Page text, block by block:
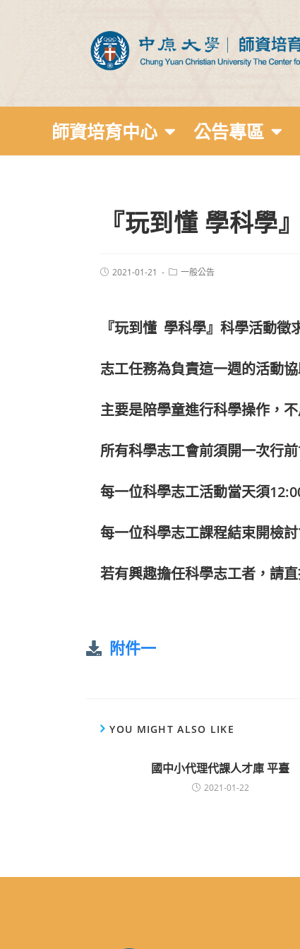
師資培育中心 公告專區
『玩到懂 學科學
2021-01-21 一般公告
『玩到懂 學科學』科學活動徵
志工任務為負責這一週的活動
主要是陪學童進行科學操作，
所有科學志工會前須開一次行
每一位科學志工活動當天須
每一位科學志工課程結束開檢
若有興趣擔任科學志工者，請
附件一
YOU MIGHT ALSO LIKE
國中小代理代課人才庫 平臺
2021-01-22